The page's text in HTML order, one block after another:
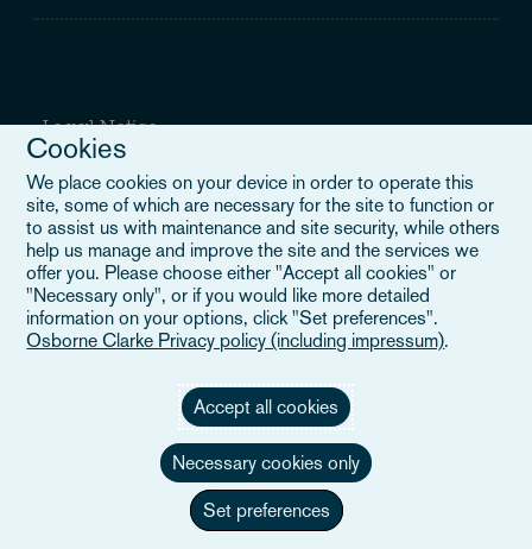
Legal Notice
Clarke' odnosi się do międzynarodowej organizacji, Osborne
Clarke Verein (OCV), lub jednej z jej firm członkowskich. OCV jest
szwajcarskim stowarzyszeniem (verein) i nie świadczy usług na
rzecz klientów. Wszystkie firmy członkowskie OCV są odrębnymi
podmiotami prawnymi i nie posiadają upoważnienia do zaciągania
zobowiązań ani do działania w imieniu innych firm członkowskich
lub OCV wobec osób trzecich. Aby dowiedzieć się więcej.
Dowiedz się więcej,proszę kliknąć tutaj..
Cookies
We place cookies on your device in order to operate this
site, some of which are necessary for the site to function or
to assist us with maintenance and site security, while others
help us manage and improve the site and the services we
offer you. Please choose either "Accept all cookies" or
"Necessary only", or if you would like more detailed
information on your options, click "Set preferences".
Osborne Clarke Privacy policy (including impressum).
Accept all cookies
Necessary cookies only
Set preferences